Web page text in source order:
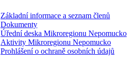
Základní informace a seznam členů
Dokumenty
Úřední deska Mikroregionu Nepomucko
Aktivity Mikroregionu Nepomucko
Prohlášení o ochraně osobních údajů